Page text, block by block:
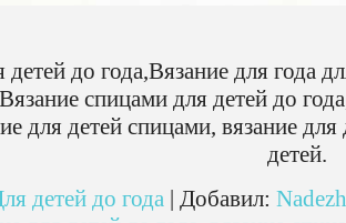
детей до года,Вязание для года
спицами для детей до
для детей спицами, вязание
детей.
детей до года | Добавил: